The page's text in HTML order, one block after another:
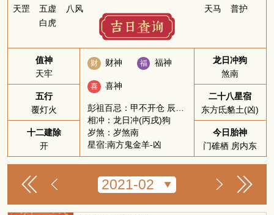
天罡
五虚
八风
白虎
天马
普护
值神
天牢
五行
覆灯火
十二建除
开
财 财神 福 福神
喜 喜神
彭祖百忌：甲不开仓 辰不哭泣
相冲：龙日冲(丙戌)狗
岁煞：岁煞南
星宿:南方鬼金羊-凶
龙日冲狗
煞南
二十八星宿
东方氐貉土(凶)
今日胎神
门碓栖 房内东